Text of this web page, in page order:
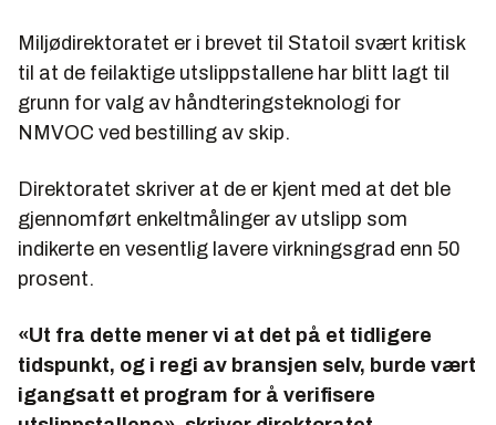
Miljødirektoratet er i brevet til Statoil svært kritisk
til at de feilaktige utslippstallene har blitt lagt til
grunn for valg av håndteringsteknologi for
NMVOC ved bestilling av skip.
Direktoratet skriver at de er kjent med at det ble
gjennomført enkeltmålinger av utslipp som
indikerte en vesentlig lavere virkningsgrad enn 50
prosent.
«Ut fra dette mener vi at det på et tidligere
tidspunkt, og i regi av bransjen selv, burde vært
igangsatt et program for å verifisere